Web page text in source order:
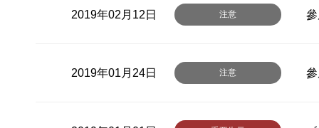
2019年02月12日 注意
2019年01月24日 注意